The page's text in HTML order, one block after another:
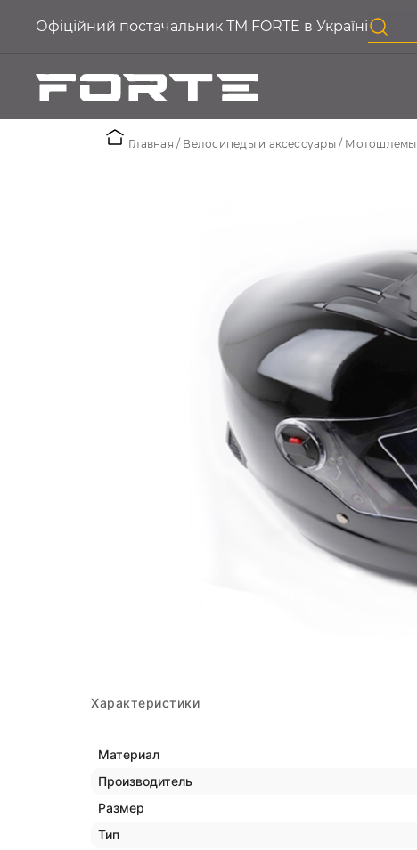
Офіційний постачальник ТМ FORTE в Україні
Главная Велосипеды и аксессуары Мотошлемы
Характеристики
Материал
Производитель
Размер
Тип